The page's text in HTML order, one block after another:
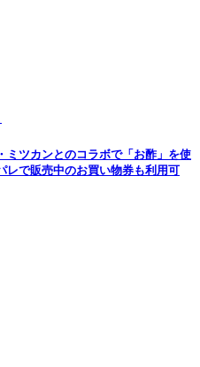
ミツカンとのコラボで「お酢」を使
レで販売中のお買い物券も利用可